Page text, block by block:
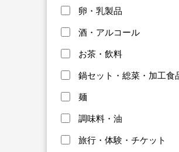
卵・乳製品
酒・アルコール
お茶・飲料
鍋セット・総菜・加工食
麺
調味料・油
旅行・体験・チケット